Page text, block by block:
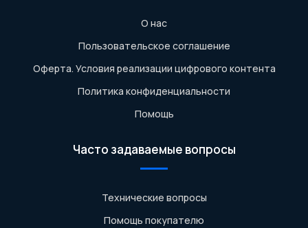
О нас
Пользовательское соглашение
Оферта. Условия реализации цифрового контента
Политика конфиденциальности
Помощь
Часто задаваемые вопросы
Технические вопросы
Помощь покупателю